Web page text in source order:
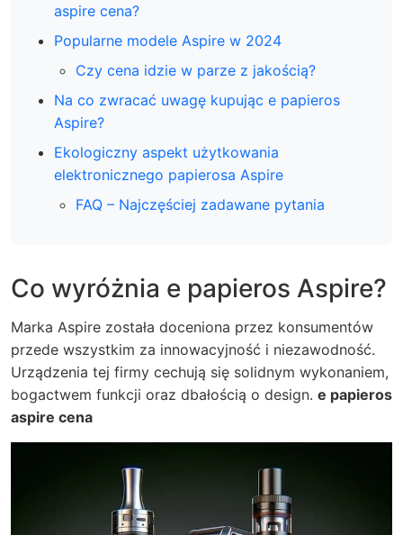
aspire cena?
Popularne modele Aspire w 2024
Czy cena idzie w parze z jakością?
Na co zwracać uwagę kupując e papieros
Aspire?
Ekologiczny aspekt użytkowania
elektronicznego papierosa Aspire
FAQ – Najczęściej zadawane pytania
Co wyróżnia e papieros Aspire?
Marka Aspire została doceniona przez konsumentów
przede wszystkim za innowacyjność i niezawodność.
Urządzenia tej firmy cechują się solidnym wykonaniem,
bogactwem funkcji oraz dbałością o design. e papieros
aspire cena